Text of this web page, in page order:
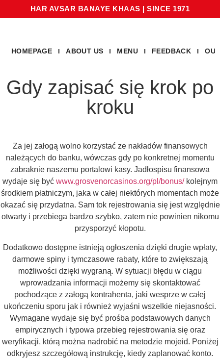
HAR AVSAR BANAYE KHAAS | SINCE 1971
HOMEPAGE ABOUT US MENU FEEDBACK
Gdy zapisać się krok po
kroku
Za jej załogą wolno korzystać ze nakładów finansowych
należących do banku, wówczas gdy po konkretnej momentu
zabraknie naszemu portalowi kasy. Jadłospisu finansowa
wydaje się być www.grosvenorcasinos.org/pl/bonus/kolejnym
środkiem płatniczym, jaka w całej niektórych momentach może
okazać się przydatna. Sam tok rejestrowania się jest względnie
otwarty i przebiega bardzo szybko, zatem nie powinien nikomu
przysporzyć kłopotu.
Dodatkowo dostępne istnieją ogłoszenia dzięki drugie wpłaty,
darmowe spiny i tymczasowe rabaty, które to zwiększają
możliwości dzięki wygraną. W sytuacji błędu w ciągu
wprowadzania informacji możemy się skontaktować
pochodzące z załogą kontrahenta, jaki wesprze w całej
ukończeniu sporu jak i również wyjaśni wszelkie niejasności.
Wymagane wydaje się być prośba podstawowych danych
empirycznych i typowa przebieg rejestrowania się oraz
weryfikacji, którą można nadrobić na metodzie mojeid. Poniżej
odkryjesz szczegółową instrukcję, kiedy zaplanować konto.